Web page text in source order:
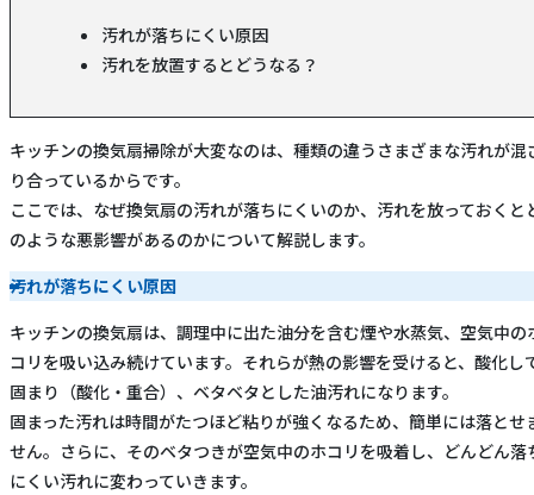
（※）」
まとめ｜換気扇（レンジフード）掃除は「温度」と「浸
汚れが落ちにくい原因
汚れを放置するとどうなる？
キッチンの換気扇掃除が大変なのは、種類の違うさまざまな汚れが混
り合っているからです。
ここでは、なぜ換気扇の汚れが落ちにくいのか、汚れを放っておくと
のような悪影響があるのかについて解説します。
汚れが落ちにくい原因
キッチンの換気扇は、調理中に出た油分を含む煙や水蒸気、空気中の
コリを吸い込み続けています。それらが熱の影響を受けると、酸化し
固まり（酸化・重合）、ベタベタとした油汚れになります。
固まった汚れは時間がたつほど粘りが強くなるため、簡単には落とせ
せん。さらに、そのベタつきが空気中のホコリを吸着し、どんどん落
にくい汚れに変わっていきます。